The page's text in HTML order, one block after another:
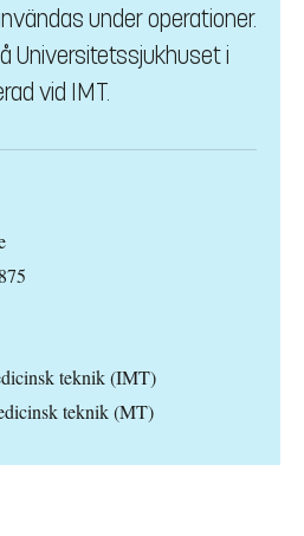
under operationer.
Universitetssjukhuset i
vid IMT.
teknik (IMT)
teknik (MT)